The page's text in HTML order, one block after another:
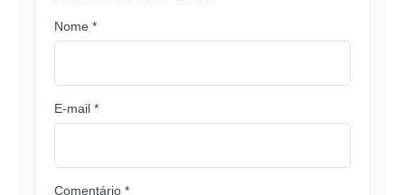
Nome *
E-mail *
Comentário *